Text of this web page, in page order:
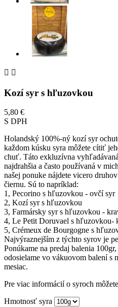
 
Kozí syr s hľuzovkou
5,80 €
S DPH
Holandský 100%-ný kozí syr
každom kúsku syra môžete cítiť
chuť. Táto exkluzívna
najdrahšia a často používaná v
našej ponuke nájdete vicero
čiernu. Sú to napríklad:
1, Pecorino s hľuzovkou - ovčí syr
2, Kozí syr s hľuzovkou
3, Farmársky syr s hľuzovkou -
4, Le Petit Doruvael s hľuzovkou-
5, Crémeux de Bourgogne s
Najvýraznejším z týchto syrov je
Ponúkame na predaj balenia
odosielame vo vákuovom balení s
mesiac.
Pre viac informácií o syroch
Hmotnosť syra